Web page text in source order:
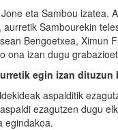
eta Sambou izatea.
Sambourekin
Bengoetxea, Ximun
ona izan dugu
egin izan
aspalditik
ezagutzen dugu
egindakoa.